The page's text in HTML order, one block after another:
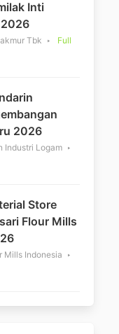
Inti
Tbk
Full
2026
Industri Logam
Store
Flour Mills
Mills Indonesia